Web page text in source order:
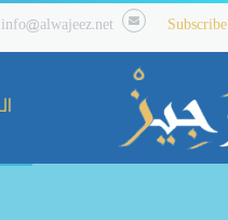
Subscribe
info@alwajeez.net